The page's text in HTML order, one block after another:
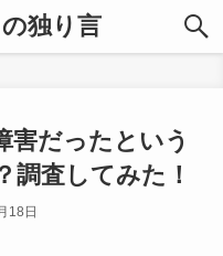
独り言
害だったという
調査してみた！
18日